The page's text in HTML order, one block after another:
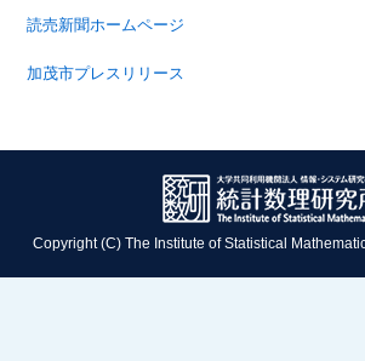
読売新聞ホームページ
加茂市プレスリリース
Copyright (C) The Institute of Statistical